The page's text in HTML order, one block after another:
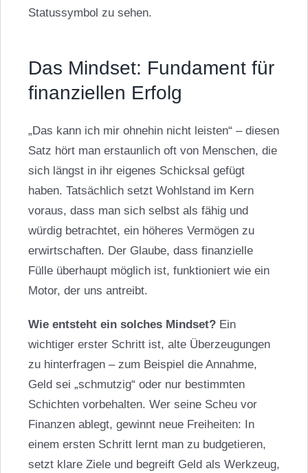
Statussymbol zu sehen.
Das Mindset: Fundament für
finanziellen Erfolg
„Das kann ich mir ohnehin nicht leisten“ – diesen
Satz hört man erstaunlich oft von Menschen, die
sich längst in ihr eigenes Schicksal gefügt
haben. Tatsächlich setzt Wohlstand im Kern
voraus, dass man sich selbst als fähig und
würdig betrachtet, ein höheres Vermögen zu
erwirtschaften. Der Glaube, dass finanzielle
Fülle überhaupt möglich ist, funktioniert wie ein
Motor, der uns antreibt.
Wie entsteht ein solches Mindset?Ein
wichtiger erster Schritt ist, alte Überzeugungen
zu hinterfragen – zum Beispiel die Annahme,
Geld sei „schmutzig“ oder nur bestimmten
Schichten vorbehalten. Wer seine Scheu vor
Finanzen ablegt, gewinnt neue Freiheiten: In
einem ersten Schritt lernt man zu budgetieren,
setzt klare Ziele und begreift Geld als Werkzeug,